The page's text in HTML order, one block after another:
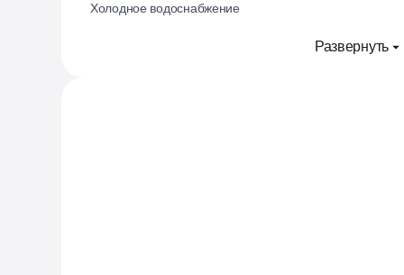
Холодное водоснабжение
Развернуть